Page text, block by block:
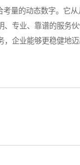
量的动态数字。它从
、专业、靠谱的服务
，企业能够更稳健地